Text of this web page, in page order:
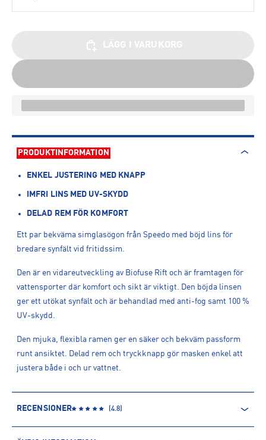
PRODUKTINFORMATION
ENKEL JUSTERING MED KNAPP
IMFRI LINS MED UV-SKYDD
DELAD REM FÖR KOMFORT
Ett par bekväma simglasögon från Speedo med böjd lins för
bredare synfält vid fritidssim.
Den är en vidareutveckling av Biofuse Rift och är framtagen för
vattensporter där komfort och sikt är viktigt. Den böjda linsen
ger ett utökat synfält och är behandlad med anti-fog samt 100 %
UV-skydd.
Den mjuka, flexibla ramen ger en säker och bekväm passform
runt ansiktet. Delad rem och tryckknapp gör masken enkel att
justera både i och ur vattnet.
RECENSIONER (4.8)